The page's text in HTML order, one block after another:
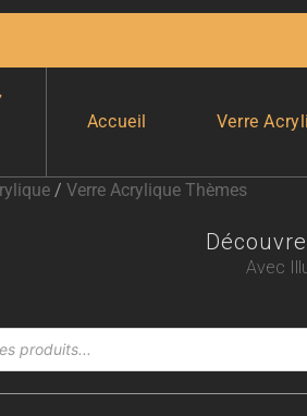
Express 24H00
Accueil Verre
/ Verre Acrylique Thèmes
Avec